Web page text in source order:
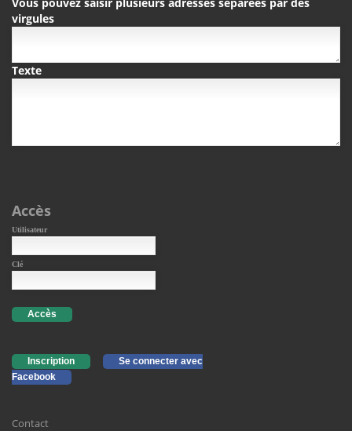
virgules
Texte
Accès
Utilisateur
Clé
Accès
Inscription
Se connecter avec
Facebook
Contact